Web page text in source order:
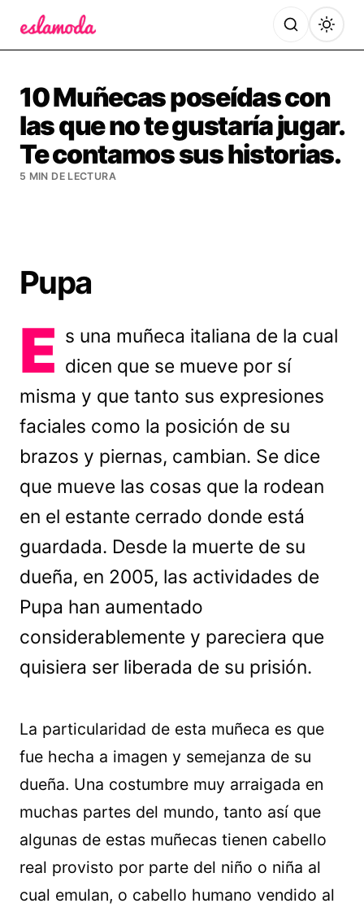
10 Muñecas poseídas con
las que no te gustaría jugar.
Te contamos sus historias.
5 MIN DE LECTURA
Pupa
E s una muñeca italiana de la cual
dicen que se mueve por sí
misma y que tanto sus expresiones
faciales como la posición de su
brazos y piernas, cambian. Se dice
que mueve las cosas que la rodean
en el estante cerrado donde está
guardada. Desde la muerte de su
dueña, en 2005, las actividades de
Pupa han aumentado
considerablemente y pareciera que
quisiera ser liberada de su prisión.
La particularidad de esta muñeca es que
fue hecha a imagen y semejanza de su
dueña. Una costumbre muy arraigada en
muchas partes del mundo, tanto así que
algunas de estas muñecas tienen cabello
real provisto por parte del niño o niña al
cual emulan, o cabello humano vendido al